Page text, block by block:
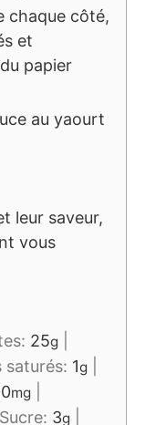
chaque côté,
et
papier
au yaourt
leur saveur,
vous
25g
saturés: 1g
mg
Sucre: 3g